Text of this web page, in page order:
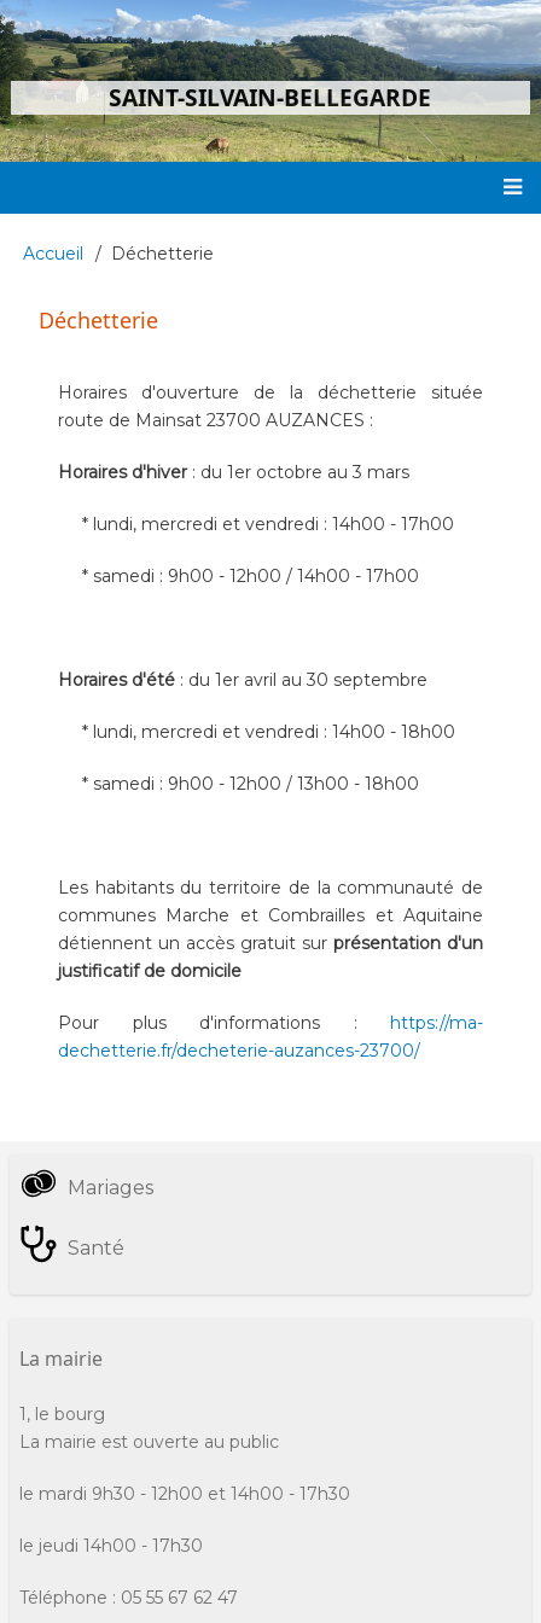
Aller
au
contenu
principal
SAINT-SILVAIN-BELLEGARDE
Main
navigation
Accueil Déchetterie
Déchetterie
Horaires d'ouverture de la déchetterie située
route de Mainsat 23700 AUZANCES :
H oraires d'hiver: du 1er octobre au 3 mars
* lundi, mercredi et vendredi : 14h00 - 17h00
* samedi : 9h00 - 12h00 / 14h00 - 17h00
Horaires d'été : du 1er avril au 30 septembre
* lundi, mercredi et vendredi : 14h00 - 18h00
* samedi : 9h00 - 12h00 / 13h00 - 18h00
Les habitants du territoire de la communauté de
communes Marche et Combrailles et Aquitaine
détiennent un accès gratuit sur présentation d'un
justificatif de domicile
Pour plus d'informations :
https://ma-
dechetterie.fr/decheterie-auzances-23700/
Informations
pratiques
Mariages
Santé
La mairie
1, le bourg
La mairie est ouverte au public
le mardi 9h30 - 12h00 et 14h00 - 17h30
le jeudi 14h00 - 17h30
Téléphone : 05 55 67 62 47